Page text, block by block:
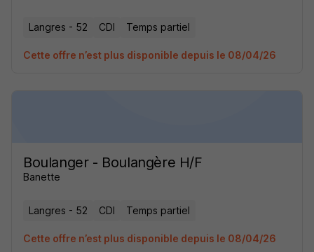
Langres - 52 CDI Temps partiel
Cette offre n’est plus disponible depuis le 08/04/26
Boulanger - Boulangère H/F
Banette
Langres - 52 CDI Temps partiel
Cette offre n’est plus disponible depuis le 08/04/26